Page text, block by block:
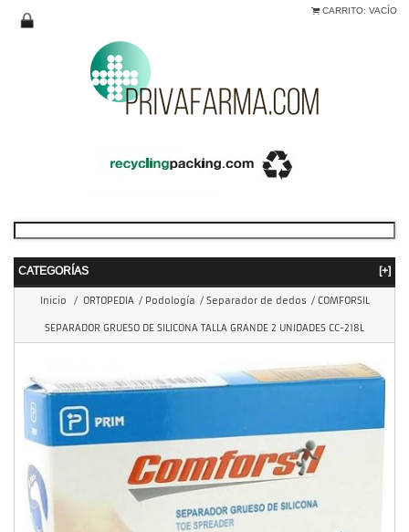
CARRITO: VACÍO
CATEGORÍAS [+]
Inicio / ORTOPEDIA / Podología / Separador de dedos / COMFORSIL
SEPARADOR GRUESO DE SILICONA TALLA GRANDE 2 UNIDADES CC-218L